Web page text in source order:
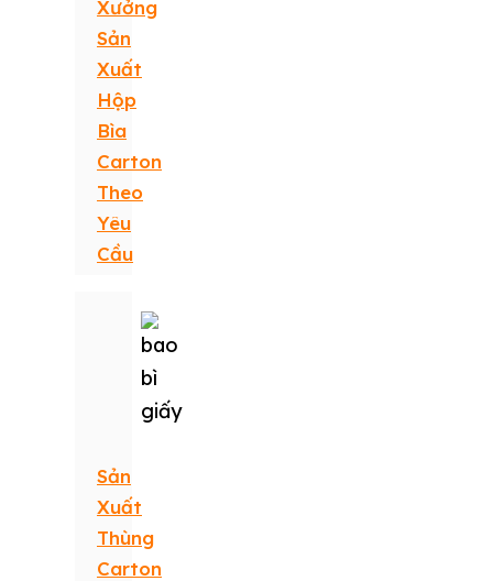
Xưởng
Sản
Xuất
Hộp
Bìa
Carton
Theo
Yêu
Cầu
Sản
Xuất
Thùng
Carton